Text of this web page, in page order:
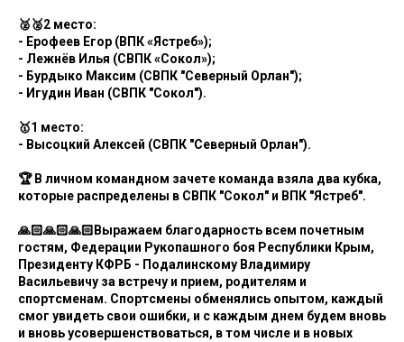
🥈🥈2 место:
- Ерофеев Егор (ВПК «Ястреб»);
- Лежнёв Илья (СВПК «Сокол»);
- Бурдыко Максим (СВПК "Северный Орлан");
- Игудин Иван (СВПК "Сокол").
🥇1 место:
- Высоцкий Алексей (СВПК "Северный Орлан").
🏆 В личном командном зачете команда взяла два кубка,
которые распределены в СВПК "Сокол" и ВПК "Ястреб".
🙏🏻🙏🏻🙏🏻Выражаем благодарность всем почетным
гостям, Федерации Рукопашного боя Республики Крым,
Президенту КФРБ - Подалинскому Владимиру
Васильевичу за встречу и прием, родителям и
спортсменам. Спортсмены обменялись опытом, каждый
смог увидеть свои ошибки, и с каждым днем будем вновь
и вновь усовершенствоваться, в том числе и в новых